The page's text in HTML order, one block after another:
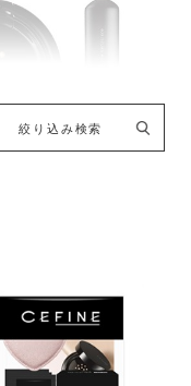
絞り込み検索